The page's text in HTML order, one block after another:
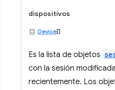
dispositivos
Device[]
Es la lista de objetos
con la sesión
recientemente. Los